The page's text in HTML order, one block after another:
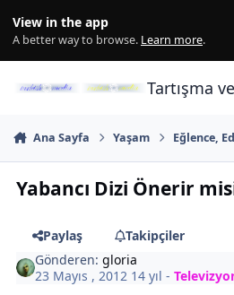
View in the app
A better way to browse. Learn more.
Tartışma
Ana Sayfa Yaşam Eğlence,
Yabancı Dizi Önerir
Paylaş
Takipçiler
Gönderen:gloria
23 Mayıs , 2012 14 yıl -